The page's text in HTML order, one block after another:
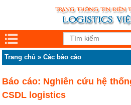
Trang chủ »Các báo cáo
Báo cáo: Nghiên cứu hệ
CSDL logistics